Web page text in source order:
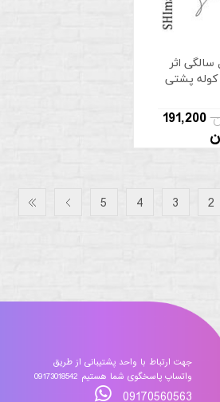
اثر
پشتی
191,200
2
3
4
5
جهت ارتباط با واحد پشتیبانی از طریق
واتساپ پاسخگوی شما هستیم 09173018542
09170560563